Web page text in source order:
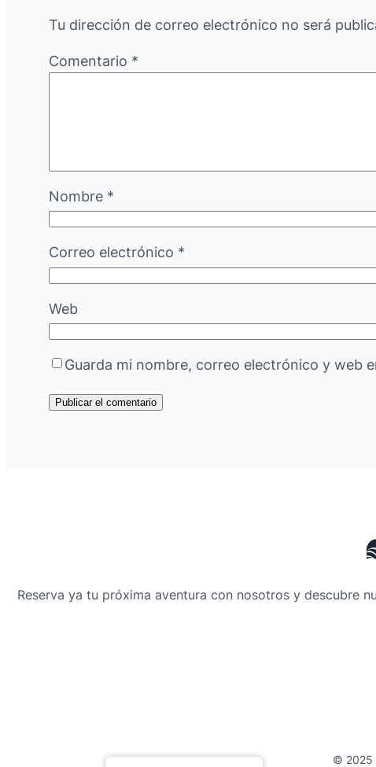
Tu dirección de correo electrónico no será
Comentario *
Nombre *
Correo electrónico *
Web
Guarda mi nombre, correo electrónico y web
Reserva ya tu próxima aventura con nosotros y descubre
© 2025